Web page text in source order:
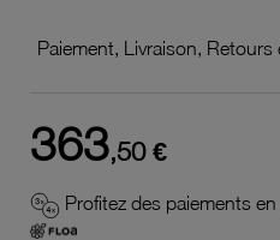
Paiement, Livraison, Retours
363,50 €
Profitez des paiements